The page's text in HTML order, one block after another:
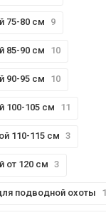
75-80 см 9
85-90 см 10
90-95 см 10
100-105 см 11
110-115 см 3
от 120 см 3
подводной охоты